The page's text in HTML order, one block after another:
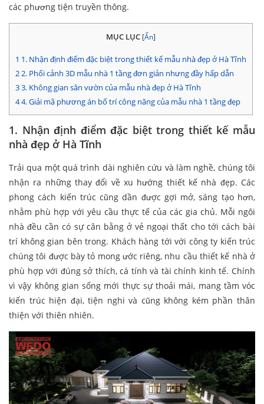
các phương tiện truyền thông.
MỤC LỤC [Ẩn]
1 1. Nhận định điểm đặc biệt trong thiết kế mẫu nhà đẹp ở Hà Tĩnh
22. Phối cảnh 3D mẫu nhà 1 tầng đơn giản nhưng đầy hấp dẫn
33. Không gian sân vườn của mẫu nhà đẹp ở Hà Tĩnh
44. Giải mã phương án bố trí công năng của mẫu nhà 1 tầng đẹp
1. Nhận định điểm đặc biệt trong thiết kế mẫu
nhà đẹp ở Hà Tĩnh
Trải qua một quá trình dài nghiên cứu và làm nghề, chúng tôi
nhận ra những thay đổi về xu hướng thiết kế nhà đẹp. Các
phong cách kiến trúc cũng dần được gợi mở, sáng tạo hơn,
nhằm phù hợp với yêu cầu thực tế của các gia chủ. Mỗi ngôi
nhà đều cần có sự cân bằng ở vẻ ngoại thất cho tới cách bài
trí không gian bên trong. Khách hàng tới với công ty kiến trúc
chúng tôi được bày tỏ mong ước riêng, nhu cầu thiết kế nhà ở
phù hợp với đúng sở thích, cá tính và tài chính kinh tế. Chính
vì vậy không gian sống mới thực sự thoải mái, mang tầm vóc
kiến trúc hiện đại, tiện nghi và cũng không kém phần thân
thiện với thiên nhiên.